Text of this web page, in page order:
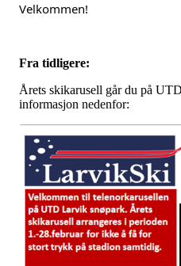
Velkommen!
Fra tidligere:
Årets skikarusell går du på
informasjon nedenfor: